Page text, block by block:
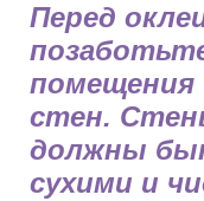
Перед
помещения
стен.
должны
сухими и